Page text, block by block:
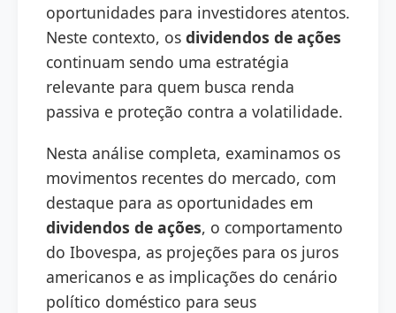
oportunidades para investidores atentos.
Neste contexto, os dividendos de ações
continuam sendo uma estratégia
relevante para quem busca renda
passiva e proteção contra a volatilidade.
Nesta análise completa, examinamos os
movimentos recentes do mercado, com
destaque para as oportunidades em
dividendos de ações, o comportamento
do Ibovespa, as projeções para os juros
americanos e as implicações do cenário
político doméstico para seus